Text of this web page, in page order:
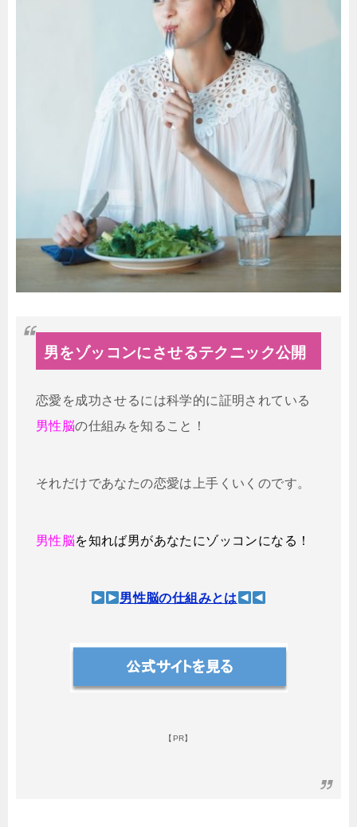
男をゾッコンにさせるテクニック公開
恋愛を成功させるには科学的に証明されている
男性脳の仕組みを知ること！
それだけであなたの恋愛は上手くいくのです。
男性脳を知れば男があなたにゾッコンになる！
男性脳の仕組みとは
【PR】